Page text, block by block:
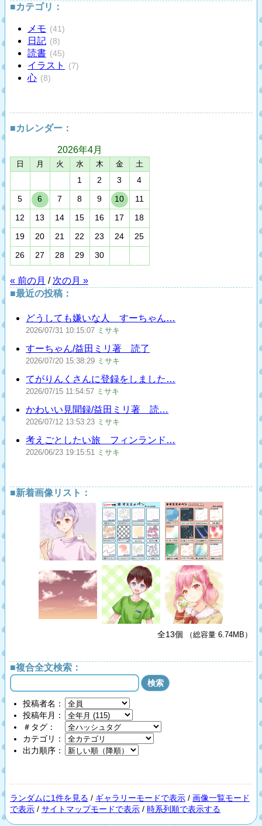
■カテゴリ：
メモ (41)
日記 (8)
読書 (45)
イラスト (7)
心 (8)
■カレンダー：
2026年4月
日 月 火 水 木 金 土
1 2 3
4
5
6 7 8 9 10
11
12
13 14 15 16 17
18
19
20 21 22 23 24
25
26
27 28 29 30
« 前の月 / 次の月 »
■最近の投稿：
どうしても嫌いな人 すーちゃん…
2026/07/31 10:15:07 ミサキ
すーちゃん/益田ミリ著 読了
2026/07/20 15:38:29 ミサキ
てがりんくさんに登録をしました…
2026/07/15 11:54:57 ミサキ
かわいい見聞録/益田ミリ著 読…
2026/07/12 13:53:23 ミサキ
考えごとしたい旅 フィンランド…
2026/06/23 19:15:51 ミサキ
■新着画像リスト：
全13個 （総容量 6.74MB）
■複合全文検索：
投稿者名：
投稿年月：
＃タグ：
カテゴリ：
出力順序：
ランダムに1件を見る / ギャラリーモードで表示 / 画像一覧モード
で表示 / サイトマップモードで表示 / 時系列順で表示する